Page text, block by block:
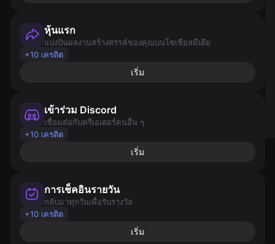
หุ้นแรก
แบ่งปันผลงานสร้างสรรค์ของคุณบนโซเชียลมีเดีย
+10 เครดิต
เริ่ม
เข้าร่วม Discord
เชื่อมต่อกับครีเอเตอร์คนอื่น ๆ
+10 เครดิต
เริ่ม
การเช็คอินรายวัน
กลับมาทุกวันเพื่อรับรางวัล
+10 เครดิต
เริ่ม